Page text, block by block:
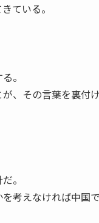
ている。
。
、その言葉を裏付
。
考えなければ中国